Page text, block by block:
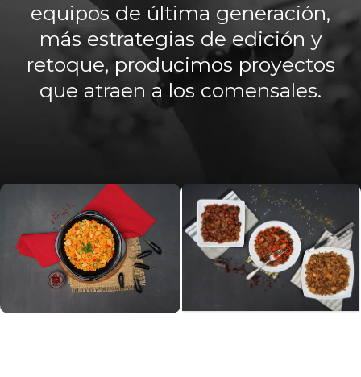
equipos de última generación,
más estrategias de edición y
retoque, producimos proyectos
que atraen a los comensales.